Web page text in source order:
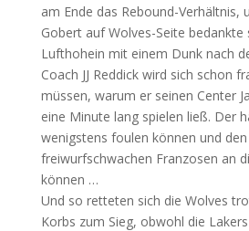
am Ende das Rebound-Verhältnis,
Gobert auf Wolves-Seite bedankte
Lufthohein mit einem Dunk nach
Coach JJ Reddick wird sich schon
müssen, warum er seinen Center
eine Minute lang spielen ließ. Der
wenigstens foulen können und
freiwurfschwachen Franzosen an
können …
Und so retteten sich die Wolves
Korbs zum Sieg, obwohl die